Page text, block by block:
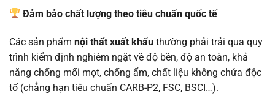
Đảm bảo chất lượng theo tiêu chuẩn quốc tế
Các sản phẩm nội thất xuất khẩu thường phải trải qua quy
trình kiểm định nghiêm ngặt về độ bền, độ an toàn, khả
năng chống mối mọt, chống ẩm, chất liệu không chứa độc
tố (chẳng hạn tiêu chuẩn CARB-P2, FSC, BSCI…).